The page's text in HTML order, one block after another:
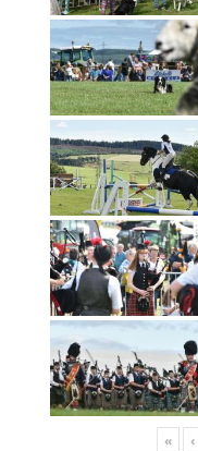
« ‹